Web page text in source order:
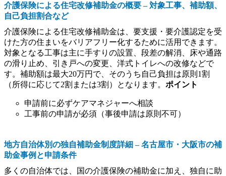
介護保険による住宅改修補助金の概要 – 対象工事、補助額、
自己負担割合など
介護保険による住宅改修補助金は、要支援・要介護認定を受
けた方の住まいをバリアフリー化するために活用できます。
対象となる工事は主に手すりの設置、段差の解消、床や通路
の滑り止め、引き戸への変更、洋式トイレへの改修などで
す。補助額は最大20万円で、そのうち自己負担は原則1割
（所得に応じて2割または3割）となります。 ポイント
申請前に必ずケアマネジャーへ相談
工事前の申請が必須（事後申請は原則不可）
地方自治体別の独自補助金制度詳細 – 名古屋市・大阪市の補
助金事例と申請条件
多くの自治体では、国の介護保険の補助金に加え、独自に助